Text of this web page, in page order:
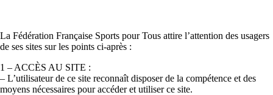
La Fédération Française Sports pour Tous attire l’attention des usagers
de ses sites sur les points ci-après :
1 – ACCÈS AU SITE :
– L’utilisateur de ce site reconnaît disposer de la compétence et des
moyens nécessaires pour accéder et utiliser ce site.